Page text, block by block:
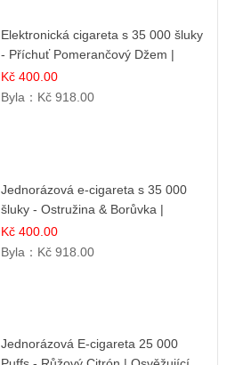
Elektronická cigareta s 35 000 šluky
- Příchuť Pomerančový Džem |
Dlouhotrvající zážitek
Kč 400.00
Byla： Kč 918.00
Jednorázová e-cigareta s 35 000
šluky - Ostružina & Borůvka |
Intenzivní lesní směs
Kč 400.00
Byla： Kč 918.00
Jednorázová E-cigareta 25 000